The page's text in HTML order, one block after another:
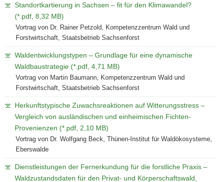
Standortkartierung in Sachsen – fit für den Klimawandel?
(*.pdf, 8,32 MB)
Vortrag von Dr. Rainer Petzold, Kompetenzzentrum Wald und
Forstwirtschaft, Staatsbetrieb Sachsenforst
Waldentwicklungstypen – Grundlage für eine dynamische
Waldbaustrategie (*.pdf, 4,71 MB)
Vortrag von Martin Baumann, Kompetenzzentrum Wald und
Forstwirtschaft, Staatsbetrieb Sachsenforst
Herkunftstypische Zuwachsreaktionen auf Witterungsstress –
Vergleich von ausländischen und einheimischen Fichten-
Provenienzen (*.pdf, 2,10 MB)
Vortrag von Dr. Wolfgang Beck, Thünen-Institut für Waldökosysteme,
Eberswalde
Dienstleistungen der Fernerkundung für die forstliche Praxis –
Waldzustandsdaten für den Privat- und Körperschaftswald,